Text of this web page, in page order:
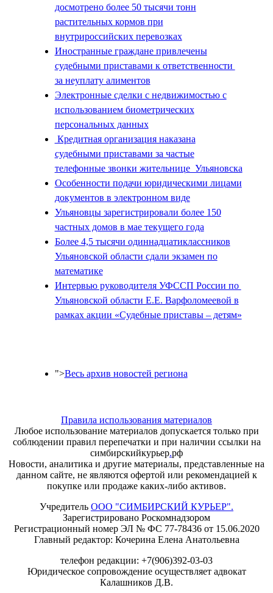
досмотрено более 50 тысячи тонн
растительных кормов при
внутрироссийских перевозках
Иностранные граждане привлечены
судебными приставами к ответственности
за неуплату алиментов
Электронные сделки с недвижимостью с
использованием биометрических
персональных данных
Кредитная организация наказана
судебными приставами за частые
телефонные звонки жительнице Ульяновска
Особенности подачи юридическими лицами
документов в электронном виде
Ульяновцы зарегистрировали более 150
частных домов в мае текущего года
Более 4,5 тысячи одиннадцатиклассников
Ульяновской области сдали экзамен по
математике
Интервью руководителя УФССП России по
Ульяновской области Е.Е. Варфоломеевой в
рамках акции «Судебные приставы – детям»
">Весь архив новостей региона
Правила использования материалов
Любое использование материалов допускается только при
соблюдении правил перепечатки и при наличии ссылки на
симбирскийкурьер.рф
Новости, аналитика и другие материалы, представленные на
данном сайте, не являются офертой или рекомендацией к
покупке или продаже каких-либо активов.
Учредитель ООО "СИМБИРСКИЙ КУРЬЕР".
Зарегистрировано Роскомнадзором
Регистрационный номер ЭЛ № ФС 77-78436 от 15.06.2020
Главный редактор: Кочерина Елена Анатольевна
телефон редакции: +7(906)392-03-03
Юридическое сопровождение осуществляет адвокат
Калашников Д.В.